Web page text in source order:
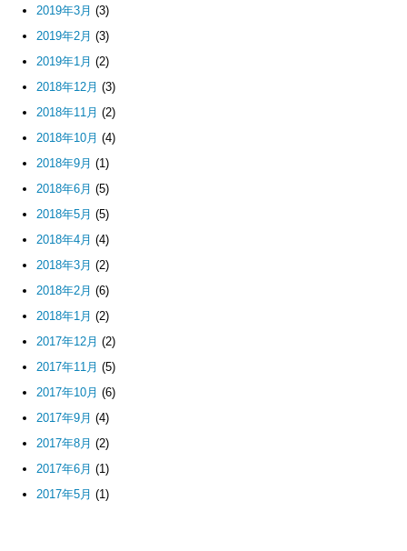
2019年3月 (3)
2019年2月 (3)
2019年1月 (2)
2018年12月 (3)
2018年11月 (2)
2018年10月 (4)
2018年9月 (1)
2018年6月 (5)
2018年5月 (5)
2018年4月 (4)
2018年3月 (2)
2018年2月 (6)
2018年1月 (2)
2017年12月 (2)
2017年11月 (5)
2017年10月 (6)
2017年9月 (4)
2017年8月 (2)
2017年6月 (1)
2017年5月 (1)